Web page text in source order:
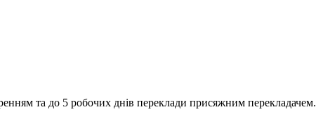
та до 5 робочих днів переклади присяжним перекладачем.